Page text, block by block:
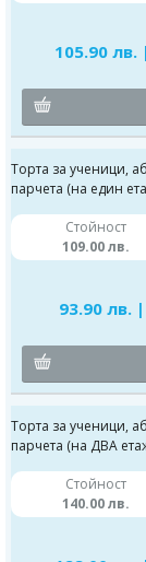
105.90 лв.
Торта за ученици,
парчета (на един
Стойност
109.00 лв.
93.90 лв.
Торта за ученици,
парчета (на ДВА
Стойност
140.00 лв.